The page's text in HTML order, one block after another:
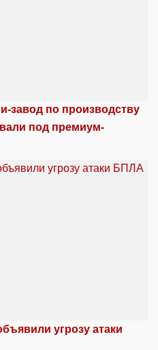
завод по производству
под премиум-
угрозу атаки